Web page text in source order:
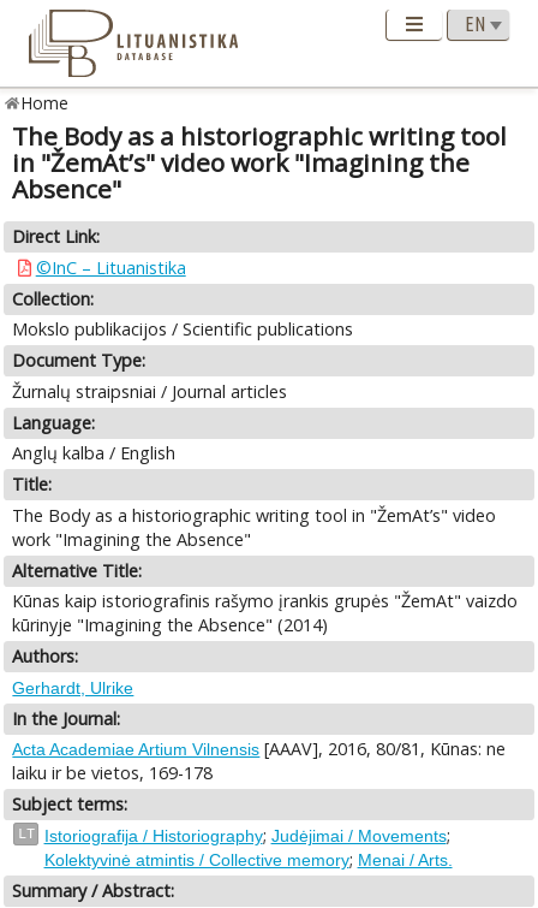
Home
The Body as a historiographic writing tool
in "ŽemAt’s" video work "Imagining the
Absence"
Direct Link:
©InC – Lituanistika
Collection:
Mokslo publikacijos / Scientific publications
Document Type:
Žurnalų straipsniai / Journal articles
Language:
Anglų kalba / English
Title:
The Body as a historiographic writing tool in "ŽemAt’s" video
work "Imagining the Absence"
Alternative Title:
Kūnas kaip istoriografinis rašymo įrankis grupės "ŽemAt" vaizdo
kūrinyje "Imagining the Absence" (2014)
Authors:
Gerhardt, Ulrike
In the Journal:
Acta Academiae Artium Vilnensis [AAAV], 2016, 80/81, Kūnas: ne
laiku ir be vietos, 169-178
Subject terms:
LT Istoriografija / Historiography; Judėjimai / Movements;
Kolektyvinė atmintis / Collective memory; Menai / Arts.
Summary / Abstract: